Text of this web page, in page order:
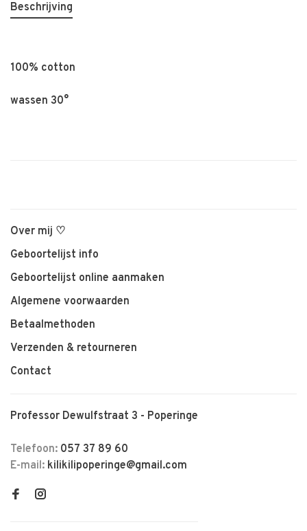
Beschrijving
100% cotton
wassen 30°
Over mij ♡
Geboortelijst info
Geboortelijst online aanmaken
Algemene voorwaarden
Betaalmethoden
Verzenden & retourneren
Contact
Professor Dewulfstraat 3 - Poperinge
Telefoon: 057 37 89 60
E-mail: kilikilipoperinge@gmail.com